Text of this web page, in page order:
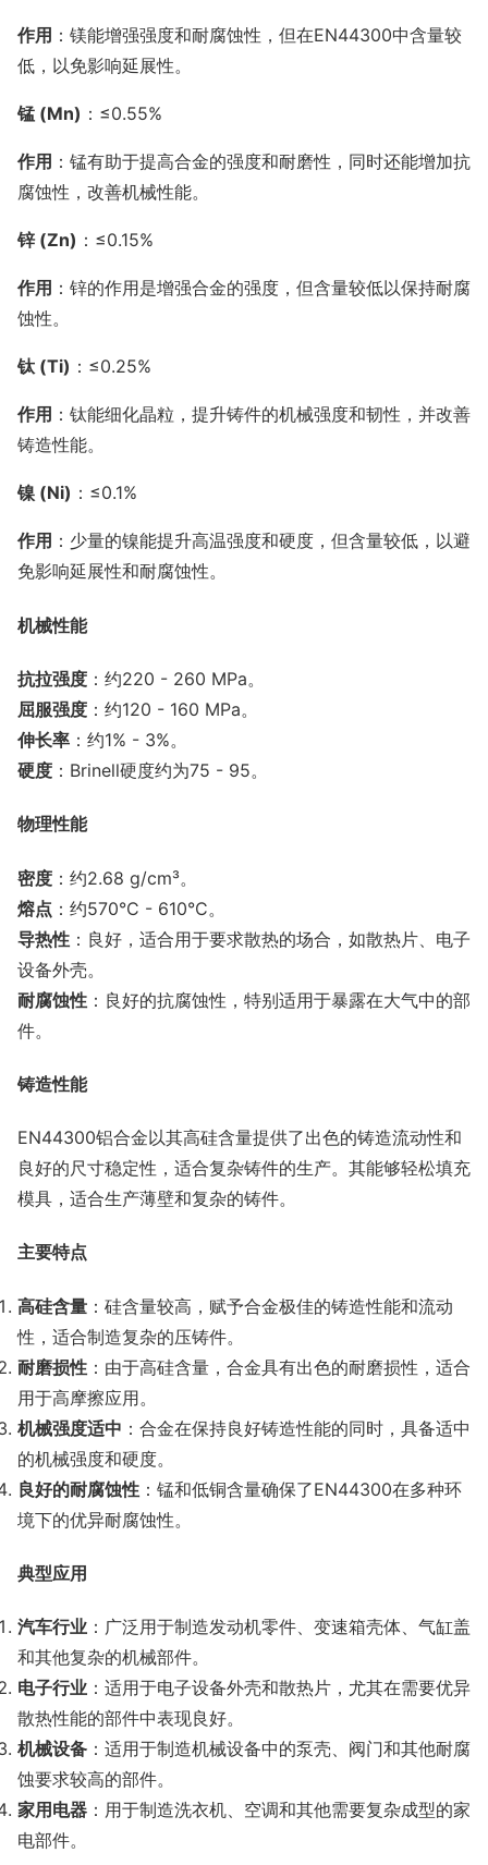
作用 ：镁能增强强度和耐腐蚀性，但在EN44300中含量较
低，以免影响延展性。
锰 (Mn) ：≤0.55%
作用 ：锰有助于提高合金的强度和耐磨性，同时还能增加抗
腐蚀性，改善机械性能。
锌 (Zn) ：≤0.15%
作用 ：锌的作用是增强合金的强度，但含量较低以保持耐腐
蚀性。
钛 (Ti) ：≤0.25%
作用 ：钛能细化晶粒，提升铸件的机械强度和韧性，并改善
铸造性能。
镍 (Ni) ：≤0.1%
作用 ：少量的镍能提升高温强度和硬度，但含量较低，以避
免影响延展性和耐腐蚀性。
机械性能
抗拉强度 ：约220 - 260 MPa。
屈服强度 ：约120 - 160 MPa。
伸长率 ：约1% - 3%。
硬度 ：Brinell硬度约为75 - 95。
物理性能
密度 ：约2.68 g/cm³。
熔点 ：约570°C - 610°C。
导热性 ：良好，适合用于要求散热的场合，如散热片、电子
设备外壳。
耐腐蚀性 ：良好的抗腐蚀性，特别适用于暴露在大气中的部
件。
铸造性能
EN44300铝合金以其高硅含量提供了出色的铸造流动性和
良好的尺寸稳定性，适合复杂铸件的生产。其能够轻松填充
模具，适合生产薄壁和复杂的铸件。
主要特点
高硅含量 ：硅含量较高，赋予合金极佳的铸造性能和流动
性，适合制造复杂的压铸件。
耐磨损性 ：由于高硅含量，合金具有出色的耐磨损性，适合
用于高摩擦应用。
机械强度适中 ：合金在保持良好铸造性能的同时，具备适中
的机械强度和硬度。
良好的耐腐蚀性 ：锰和低铜含量确保了EN44300在多种环
境下的优异耐腐蚀性。
典型应用
汽车行业 ：广泛用于制造发动机零件、变速箱壳体、气缸盖
和其他复杂的机械部件。
电子行业 ：适用于电子设备外壳和散热片，尤其在需要优异
散热性能的部件中表现良好。
机械设备 ：适用于制造机械设备中的泵壳、阀门和其他耐腐
蚀要求较高的部件。
家用电器 ：用于制造洗衣机、空调和其他需要复杂成型的家
电部件。